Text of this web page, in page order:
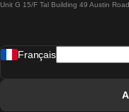
Trains
Unit G 15/F Tal Building 49 Austin
Français